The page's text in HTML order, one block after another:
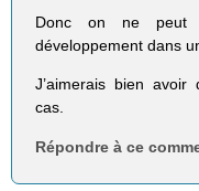
Donc on ne peut
développement dans
J’aimerais bien
cas.
Répondre à ce